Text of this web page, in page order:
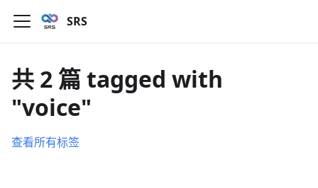
SRS
共 2 篇 tagged with
"voice"
查看所有标签